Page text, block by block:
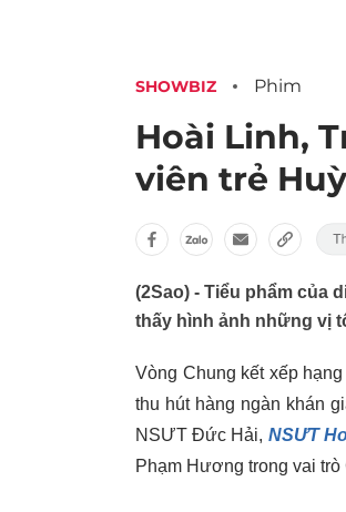
SHOWBIZ Phim
Hoài Linh,
viên trẻ
(2Sao) - Tiểu phẩm của
thấy hình ảnh những vị
Vòng Chung kết xếp
thu hút hàng ngàn khán
NSƯT Đức Hải, NSƯT
Phạm Hương trong vai trò